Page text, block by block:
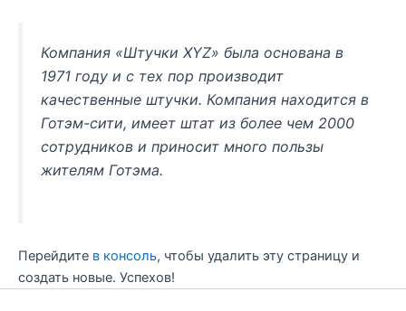
Компания «Штучки XYZ» была основана в
1971 году и с тех пор производит
качественные штучки. Компания находится в
Готэм-сити, имеет штат из более чем 2000
сотрудников и приносит много пользы
жителям Готэма.
Перейдите в консоль, чтобы удалить эту страницу и
создать новые. Успехов!